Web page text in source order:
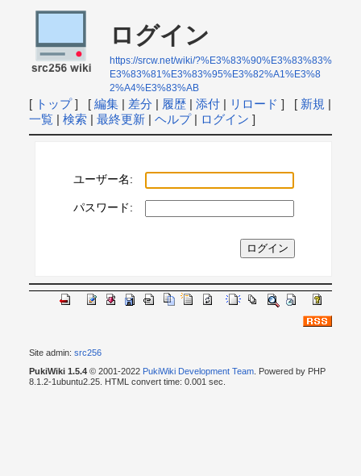
ログイン
https://srcw.net/wiki/?%E3%83%90%E3%83%83%
E3%83%81%E3%83%95%E3%82%A1%E3%8
2%A4%E3%83%AB
[ トップ] [ 編集| 差分 | 履歴| 添付| リロード ] [ 新規 |
一覧| 検索| 最終更新| ヘルプ| ログイン ]
ユーザー名:
パスワード:
Site admin: src256
PukiWiki 1.5.4© 2001-2022 PukiWiki Development Team. Powered by PHP
8.1.2-1ubuntu2.25. HTML convert time: 0.001 sec.